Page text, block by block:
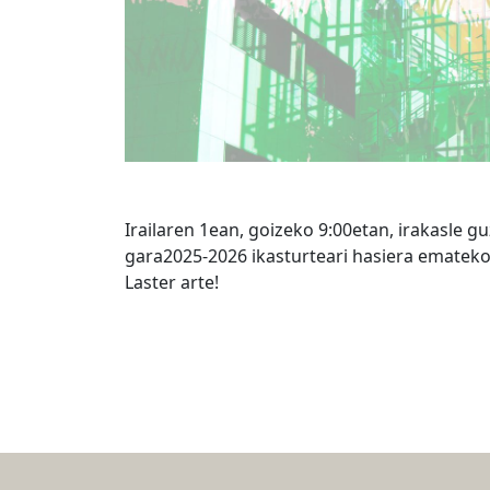
Irailaren 1ean, goizeko 9:00etan, irakasle
gara2025-2026 ikasturteari hasiera
Laster arte!